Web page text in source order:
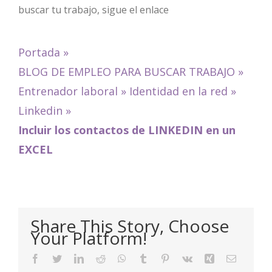
buscar tu trabajo, sigue el enlace
Portada »
BLOG DE EMPLEO PARA BUSCAR TRABAJO »
Entrenador laboral » Identidad en la red »
Linkedin »
Incluir los contactos de LINKEDIN en un
EXCEL
Share This Story, Choose
Your Platform!
Facebook
TwitterLinkedIn
Reddit WhatsApp
Tumblr Pinterest
Vk Xing Email